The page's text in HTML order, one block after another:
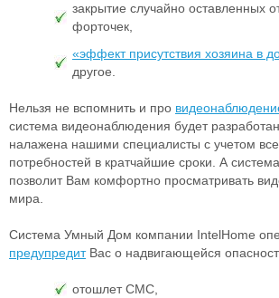
закрытие случайно оставленных
форточек,
«эффект присутствия хозяина в
другое.
Нельзя не вспомнить и про
система видеонаблюдения будет
налажена нашими специалисты с учетом
потребностей в кратчайшие сроки. А
позволит Вам комфортно просматривать
мира.
Система Умный Дом компании IntelHome
предупредитВас о надвигающейся
отошлет СМС,